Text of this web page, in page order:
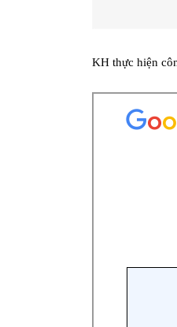
KH thực hiện